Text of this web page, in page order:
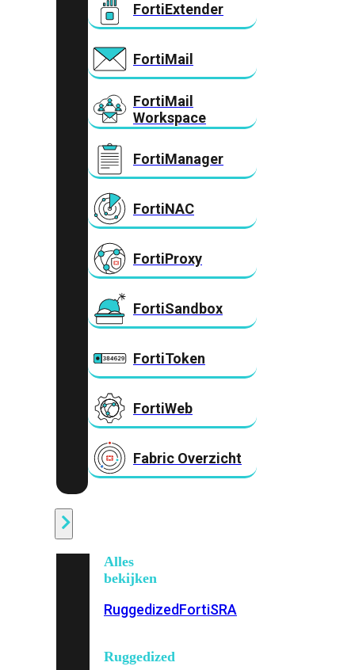
FortiExtender
FortiMail
FortiMail
Workspace
FortiManager
FortiNAC
FortiProxy
FortiSandbox
FortiToken
FortiWeb
Fabric Overzicht
Alles
bekijken
RuggedizedFortiSRA
Ruggedized